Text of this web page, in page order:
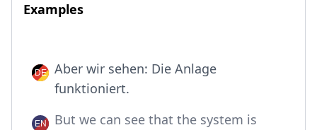
Examples
Aber wir sehen: Die Anlage
funktioniert.
But we can see that the system is